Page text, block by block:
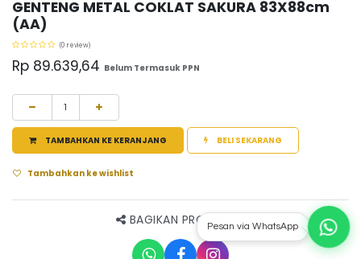
GENTENG METAL COKLAT SAKURA 83X88cm
(AA)
(0 review)
Rp 89.639,64 Belum Termasuk PPN
TAMBAHKAN KE KERANJANG BELI SEKARANG
Tambahkan ke wishlist
BAGIKAN PRODUK INIPesan via WhatsApp